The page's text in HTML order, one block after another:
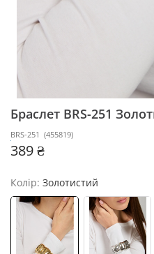
Браслет BRS-251
BRS-251 (455819)
389 ₴
Колір: Золотистий